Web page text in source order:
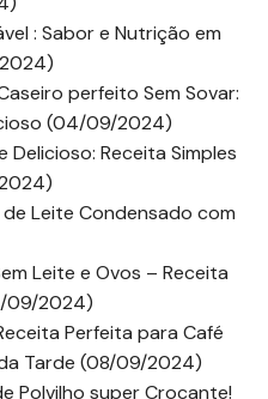
: Sabor e Nutrição em
perfeito Sem Sovar:
(04/09/2024)
Delicioso: Receita Simples
Leite Condensado com
Leite e Ovos – Receita
09/2024)
Perfeita para Café
Tarde (08/09/2024)
Polvilho super Crocante!